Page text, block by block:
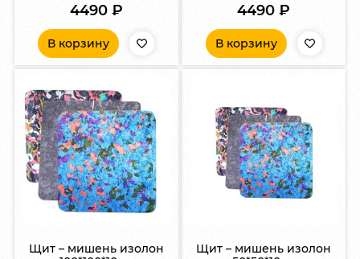
4490 ₽
В корзину
4490₽
В корзину
Щит – мишень изолон
Щит – мишень изолон